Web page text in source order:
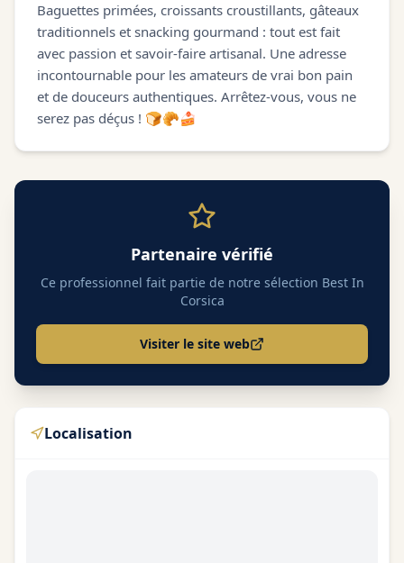
Baguettes primées, croissants croustillants, gâteaux
traditionnels et snacking gourmand : tout est fait
avec passion et savoir-faire artisanal. Une adresse
incontournable pour les amateurs de vrai bon pain
et de douceurs authentiques. Arrêtez-vous, vous ne
serez pas déçus ! 🍞🥐🍰
Partenaire vérifié
Ce professionnel fait partie de notre sélection Best In
Corsica
Visiter le site web
Localisation